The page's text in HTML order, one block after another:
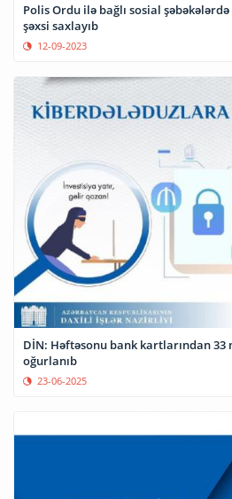
Polis Ordu ilə bağlı sosial
şəxsi saxlayıb
12-09-2023
DİN: Həftəsonu bank kartlarından 33
oğurlanıb
23-06-2025